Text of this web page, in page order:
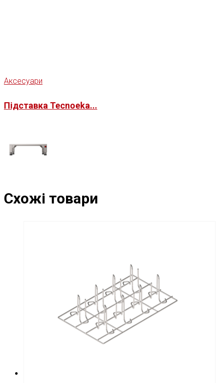
Аксесуари
Підставка Tecnoeka...
Схожі товари